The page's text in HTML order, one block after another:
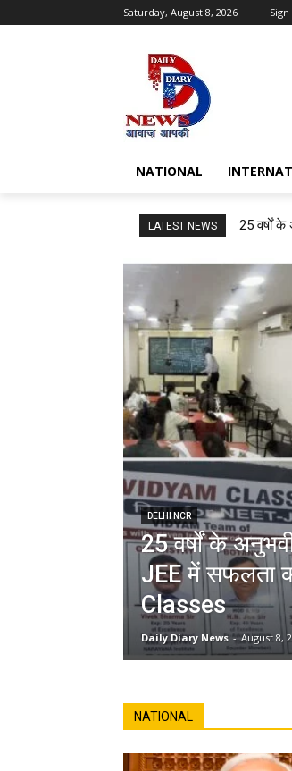
Saturday, August 8, 2026
NATIONAL
LATEST NEWS 25 वर्षों
DELHI NCR
25 वर्षों के
JEE में सफलता
Classes
Daily Diary News - August 8,
NATIONAL